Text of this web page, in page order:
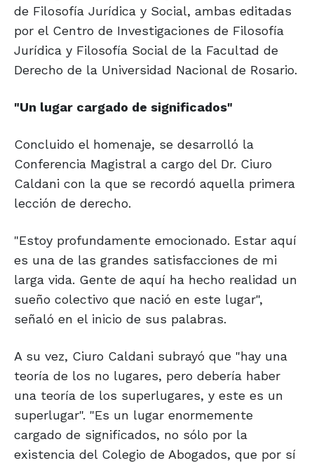
de Filosofía Jurídica y Social, ambas editadas
por el Centro de Investigaciones de Filosofía
Jurídica y Filosofía Social de la Facultad de
Derecho de la Universidad Nacional de Rosario.
"Un lugar cargado de significados"
Concluido el homenaje, se desarrolló la
Conferencia Magistral a cargo del Dr. Ciuro
Caldani con la que se recordó aquella primera
lección de derecho.
"Estoy profundamente emocionado. Estar aquí
es una de las grandes satisfacciones de mi
larga vida. Gente de aquí ha hecho realidad un
sueño colectivo que nació en este lugar",
señaló en el inicio de sus palabras.
A su vez, Ciuro Caldani subrayó que "hay una
teoría de los no lugares, pero debería haber
una teoría de los superlugares, y este es un
superlugar". "Es un lugar enormemente
cargado de significados, no sólo por la
existencia del Colegio de Abogados, que por sí